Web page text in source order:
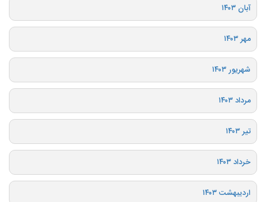
آبان ۱۴۰۳
مهر ۱۴۰۳
شهریور ۱۴۰۳
مرداد ۱۴۰۳
تیر ۱۴۰۳
خرداد ۱۴۰۳
اردیبهشت ۱۴۰۳